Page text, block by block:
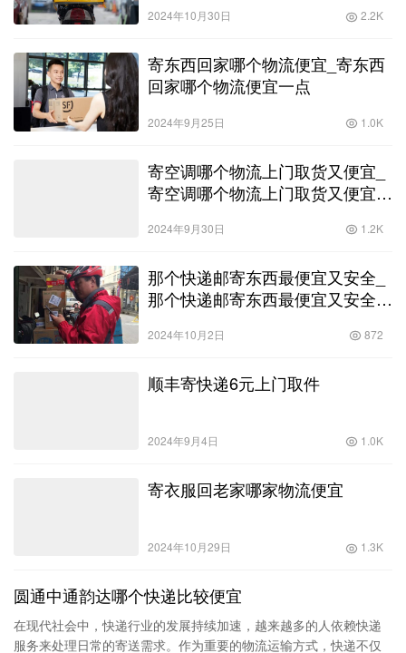
2024年10月30日 2.2K
寄东西回家哪个物流便宜_寄东西
回家哪个物流便宜一点
2024年9月25日 1.0K
寄空调哪个物流上门取货又便宜_
寄空调哪个物流上门取货又便宜又
2024年9月30日 1.2K
那个快递邮寄东西最便宜又安全_
那个快递邮寄东西最便宜又安全还
2024年10月2日 872
顺丰寄快递6元上门取件
2024年9月4日 1.0K
寄衣服回老家哪家物流便宜
2024年10月29日 1.3K
圆通中通韵达哪个快递比较便宜
在现代社会中，快递行业的发展持续加速，越来越多的人依赖快递
服务来处理日常的寄送需求。作为重要的物流运输方式，快递不仅